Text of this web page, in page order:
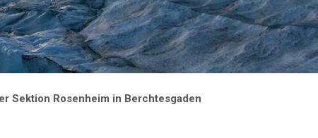
Sektion Rosenheim in Berchtesgaden